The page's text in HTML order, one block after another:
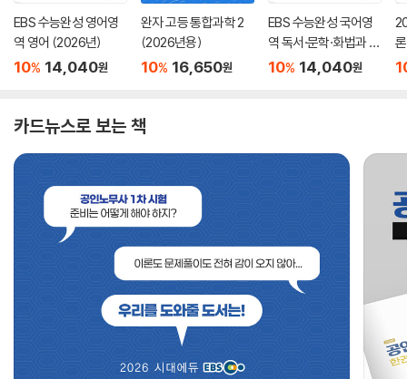
EBS 수능완성 영어영
역 영어 (2026년)
10% 14,040원
완자 고등 통합과학 2
(2026년용)
10% 16,650원
EBS 수능완성 국어영
역 독서·문학·화법과 작
문 (2026년)
10% 14,040원
(
카드뉴스로 보는 책